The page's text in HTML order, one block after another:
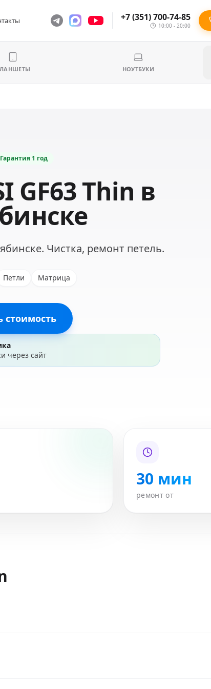
+7 (351) 700-74-85
10:00 - 20:00
НОУТБУКИ
Гарантия 1 год
GF63 Thin в
Чистка, ремонт петель.
Петли Матрица
стоимость
через сайт
30 мин
ремонт от